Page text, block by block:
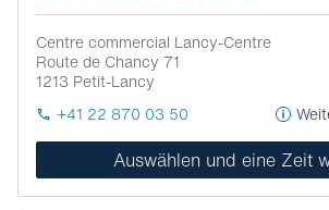
Centre commercial Lancy-Centre
Route de Chancy 71
1213 Petit-Lancy
+41 22 870 03 50
Auswählen und eine Zeit